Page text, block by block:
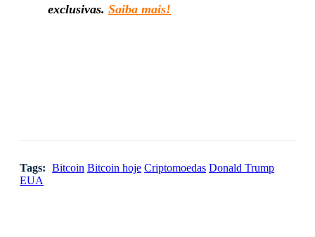
exclusivas. Saiba mais!
Tags: Bitcoin Bitcoin hoje Criptomoedas Donald Trump
EUA